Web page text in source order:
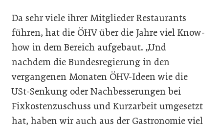
Da sehr viele ihrer Mitglieder Restaurants
führen, hat die ÖHV über die Jahre viel Know-
how in dem Bereich aufgebaut. „Und
nachdem die Bundesregierung in den
vergangenen Monaten ÖHV-Ideen wie die
USt-Senkung oder Nachbesserungen bei
Fixkostenzuschuss und Kurzarbeit umgesetzt
hat, haben wir auch aus der Gastronomie viel